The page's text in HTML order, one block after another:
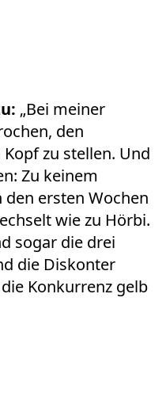
„Bei meiner
den
zu stellen. Und
Zu keinem
ersten Wochen
wie zu Hörbi.
sogar die drei
die Diskonter
Konkurrenz gelb